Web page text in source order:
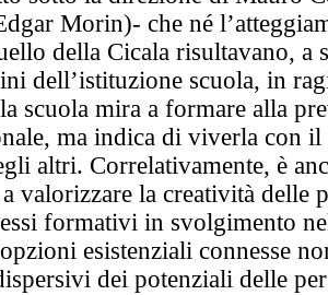
Morin)- che né
della Cicala risultavano, a
dell’istituzione scuola, in
scuola mira a formare alla
ma indica di viverla con il
altri. Correlativamente, è
valorizzare la creatività delle
formativi in svolgimento
esistenziali connesse
dei potenziali delle